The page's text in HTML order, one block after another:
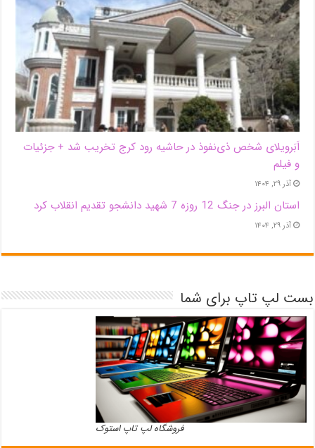
اَبَر‌ویلای شخص ذی‌نفوذ در حاشیه‌ رود کرج تخریب شد + جزئیات
و فیلم
آذر ۲۹, ۱۴۰۴
استان البرز در جنگ 12 روزه 7 شهید دانشجو تقدیم انقلاب کرد
آذر ۲۹, ۱۴۰۴
بست لپ تاپ برای شما
فروشگاه لپ تاپ استوک